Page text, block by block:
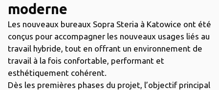
moderne
Les nouveaux bureaux Sopra Steria à Katowice ont été
conçus pour accompagner les nouveaux usages liés au
travail hybride, tout en offrant un environnement de
travail à la fois confortable, performant et
esthétiquement cohérent.
Dès les premières phases du projet, l’objectif principal